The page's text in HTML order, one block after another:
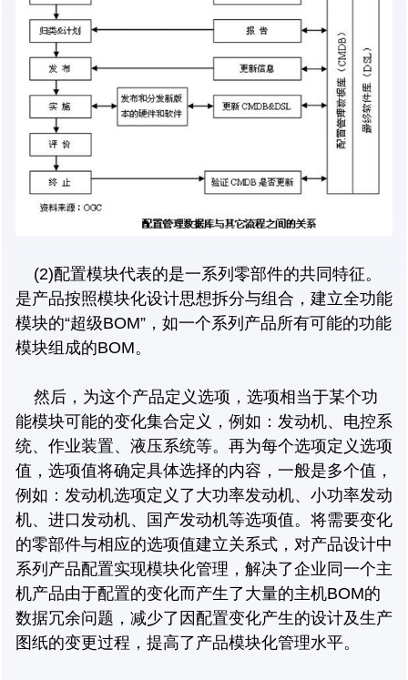
(2)配置模块代表的是一系列零部件的共同特征。
是产品按照模块化设计思想拆分与组合，建立全功能
模块的“超级BOM”，如一个系列产品所有可能的功能
模块组成的BOM。
然后，为这个产品定义选项，选项相当于某个功
能模块可能的变化集合定义，例如：发动机、电控系
统、作业装置、液压系统等。再为每个选项定义选项
值，选项值将确定具体选择的内容，一般是多个值，
例如：发动机选项定义了大功率发动机、小功率发动
机、进口发动机、国产发动机等选项值。将需要变化
的零部件与相应的选项值建立关系式，对产品设计中
系列产品配置实现模块化管理，解决了企业同一个主
机产品由于配置的变化而产生了大量的主机BOM的
数据冗余问题，减少了因配置变化产生的设计及生产
图纸的变更过程，提高了产品模块化管理水平。